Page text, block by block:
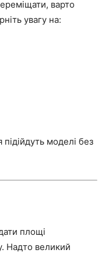
варто
увагу на:
моделі без
площі
Надто великий